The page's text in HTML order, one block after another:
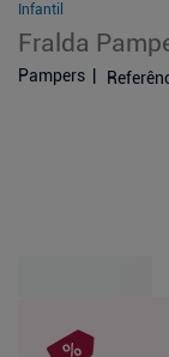
Infantil
Fralda
Pampers